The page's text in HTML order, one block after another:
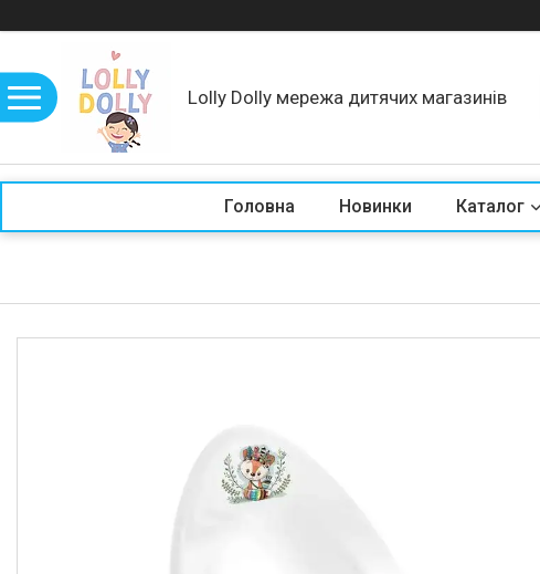
Lolly Dolly мережа дитячих магазинів
Головна Новинки Каталог